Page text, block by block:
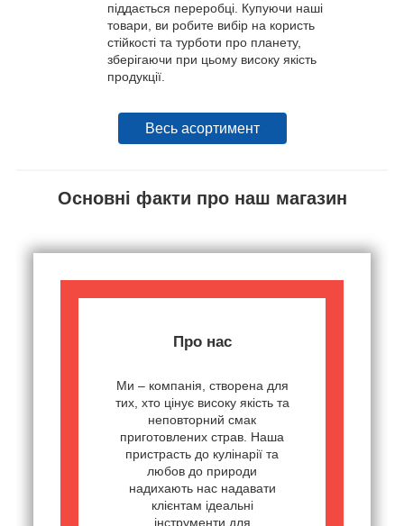
піддається переробці. Купуючи наші
товари, ви робите вибір на користь
стійкості та турботи про планету,
зберігаючи при цьому високу якість
продукції.
Весь асортимент
Основні факти про наш магазин
Про нас
Ми – компанія, створена для
тих, хто цінує високу якість та
неповторний смак
приготовлених страв. Наша
пристрасть до кулінарії та
любов до природи
надихають нас надавати
клієнтам ідеальні
інструменти для